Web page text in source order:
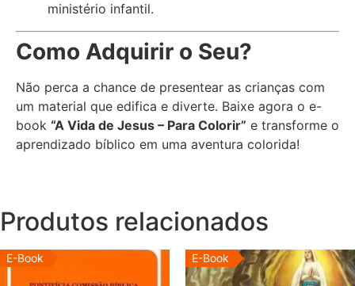
ministério infantil.
Como Adquirir o Seu?
Não perca a chance de presentear as crianças com
um material que edifica e diverte. Baixe agora o e-
book “A Vida de Jesus – Para Colorir” e transforme o
aprendizado bíblico em uma aventura colorida!
Produtos relacionados
E-Book E-Book